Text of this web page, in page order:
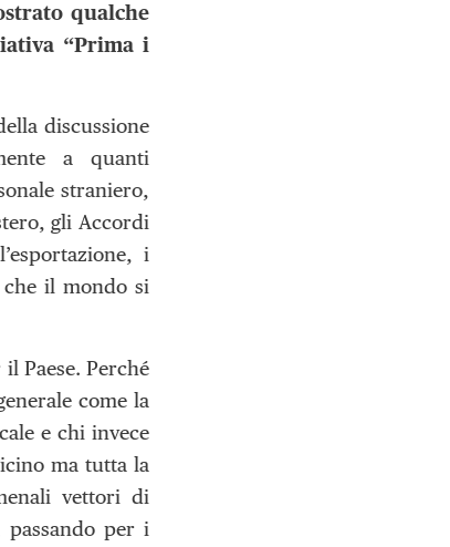
qualche
“Prima i
discussione
a quanti
straniero,
gli Accordi
i
il mondo si
Paese. Perché
come la
e chi invece
ma tutta la
vettori di
per i